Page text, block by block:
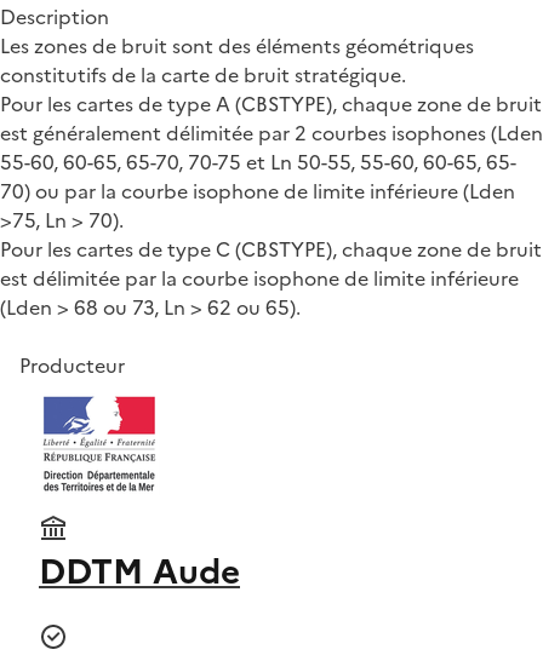
Description
Les zones de bruit sont des éléments géométriques
constitutifs de la carte de bruit stratégique.
Pour les cartes de type A (CBSTYPE), chaque zone de bruit
est généralement délimitée par 2 courbes isophones (Lden
55-60, 60-65, 65-70, 70-75 et Ln 50-55, 55-60, 60-65, 65-
70) ou par la courbe isophone de limite inférieure (Lden
>75, Ln > 70).
Pour les cartes de type C (CBSTYPE), chaque zone de bruit
est délimitée par la courbe isophone de limite inférieure
(Lden > 68 ou 73, Ln > 62 ou 65).
Producteur
DDTM Aude